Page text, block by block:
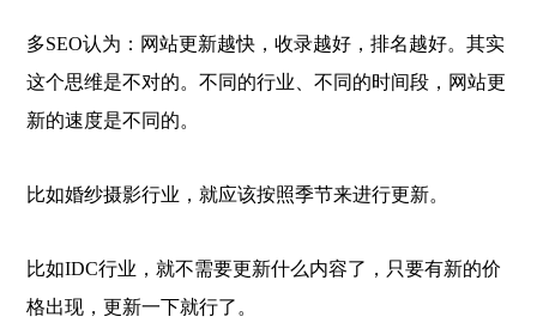
多SEO认为：网站更新越快，收录越好，排名越好。其实
这个思维是不对的。不同的行业、不同的时间段，网站更
新的速度是不同的。
比如婚纱摄影行业，就应该按照季节来进行更新。
比如IDC行业，就不需要更新什么内容了，只要有新的价
格出现，更新一下就行了。